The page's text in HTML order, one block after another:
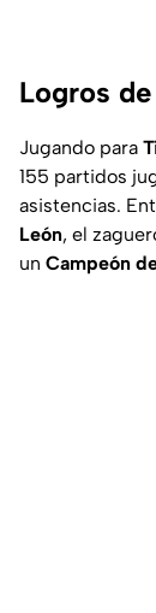
Logros
Jugando para
155 partidos
asistencias.
León, el
un Campeón